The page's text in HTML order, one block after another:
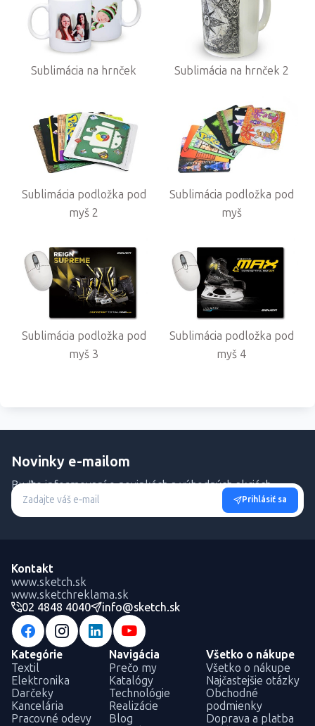
Sublimácia na hrnček Sublimácia na hrnček 2
Sublimácia podložka pod
myš 2
Sublimácia podložka pod
myš
Sublimácia podložka pod
myš 3
Sublimácia podložka pod
myš 4
Novinky e-mailom
Buďte informovaní o novinkách a výhodných akciách.
Prihlásiť sa
Kontakt
www.sketch.sk
www.sketchreklama.sk
02 4848 4040
info@sketch.sk
Kategórie
Textil
Elektronika
Darčeky
Kancelária
Pracovné odevy
Navigácia
Prečo my
Katalógy
Technológie
Realizácie
Blog
Všetko o nákupe
Všetko o nákupe
Najčastejšie otázky
Obchodné
podmienky
Doprava a platba